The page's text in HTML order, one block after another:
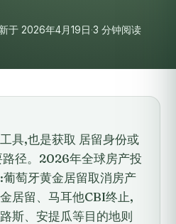
于 2026年4月19日·3 分钟阅读
具,也是获取 居留身份或
径。2026年全球房产投
萄牙黄金居留取消房产
居留、马耳他CBI终止,
斯、安提瓜等目的地则